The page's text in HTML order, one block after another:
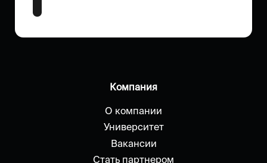
Компания
О компании
Университет
Вакансии
Стать партнером